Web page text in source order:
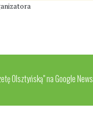
Olsztyńską" na Google News